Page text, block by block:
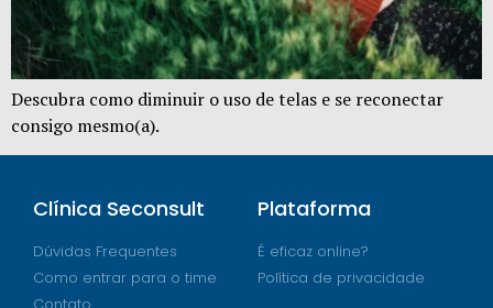
Descubra como diminuir o uso de telas e se reconectar
consigo mesmo(a).
Clínica Seconsult
Dúvidas Frequentes
Como entrar para o time
Plataforma
É eficaz online?
Política de privacidade